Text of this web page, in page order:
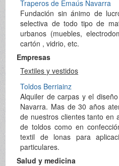
Traperos de Emaús Navarra
Fundación sin ánimo de
selectiva de todo tipo de
urbanos (muebles,
cartón , vidrio, etc.
Empresas
Textiles y vestidos
Toldos Berriainz
Alquiler de carpas y el
Navarra. Mas de 30 años
de nuestros clientes tanto en
de toldos como en
textil de lonas para
particulares.
Salud y medicina